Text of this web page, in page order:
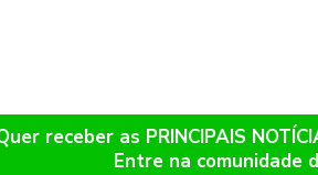
receber as PRINCIPAIS
Entre na comunidade